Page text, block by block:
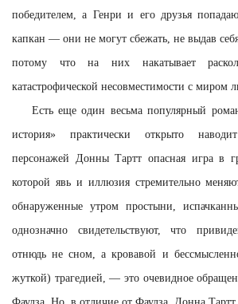
победителем, а Генри и его друзья
капкан — они не могут сбежать, не выдав
потому что на них накатывает
катастрофической несовместимости с миром
Есть еще один весьма популярный
история» практически открыто
персонажей Донны Тартт опасная игра в
которой явь и иллюзия стремительно
обнаруженные утром простыни,
однозначно свидетельствуют, что
отнюдь не сном, а кровавой и
жуткой) трагедией, — это очевидное